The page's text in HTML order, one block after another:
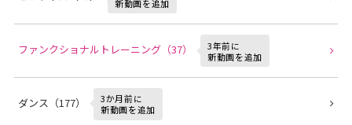
新動画を追加
ファンクショナルトレーニング（37）
3年前に
新動画を追加
ダンス（177）
3か月前に
新動画を追加